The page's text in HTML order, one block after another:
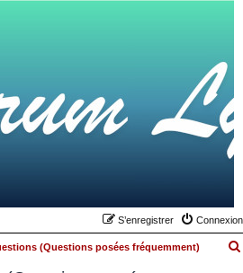
Connexion
S’enregistrer
(Questions posées fréquemment)